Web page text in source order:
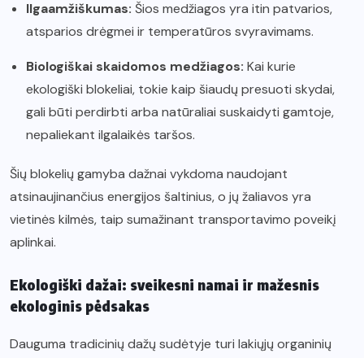
Ilgaamžiškumas: Šios medžiagos yra itin patvarios,
atsparios drėgmei ir temperatūros svyravimams.
Biologiškai skaidomos medžiagos: Kai kurie
ekologiški blokeliai, tokie kaip šiaudų presuoti skydai,
gali būti perdirbti arba natūraliai suskaidyti gamtoje,
nepaliekant ilgalaikės taršos.
Šių blokelių gamyba dažnai vykdoma naudojant
atsinaujinančius energijos šaltinius, o jų žaliavos yra
vietinės kilmės, taip sumažinant transportavimo poveikį
aplinkai.
Ekologiški dažai: sveikesni namai ir mažesnis
ekologinis pėdsakas
Dauguma tradicinių dažų sudėtyje turi lakiųjų organinių